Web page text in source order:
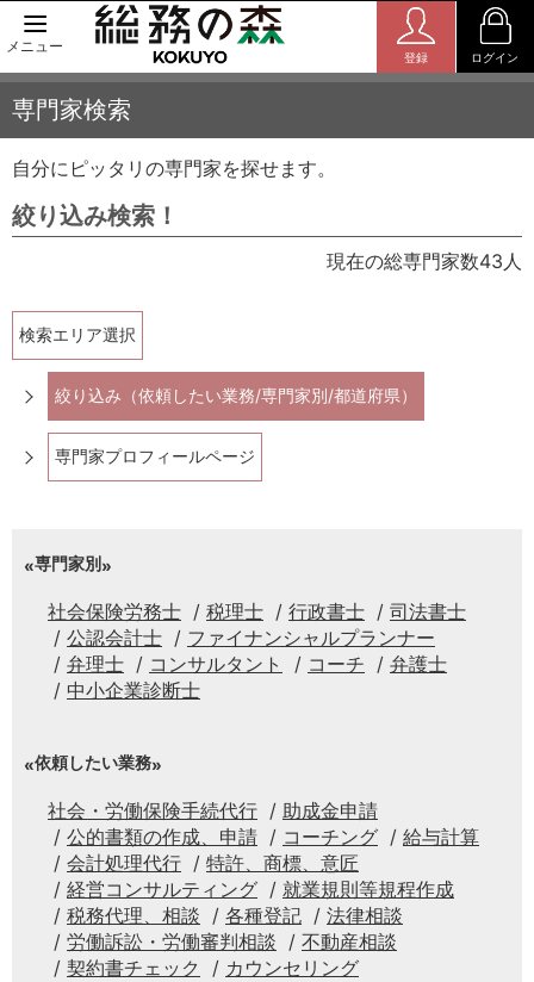
メニュー
登録 ログイン
専門家検索
自分にピッタリの専門家を探せます。
絞り込み検索！
現在の総専門家数43人
検索エリア選択
絞り込み（依頼したい業務/専門家別/都道府県）
専門家プロフィールページ
専門家別
社会保険労務士 税理士 行政書士
司法書士
公認会計士
ファイナンシャルプランナー
弁理士
コンサルタント コーチ
弁護士
中小企業診断士
依頼したい業務
社会・労働保険手続代行
助成金申請
公的書類の作成、申請
コーチング
給与計算
会計処理代行
特許、商標、意匠
経営コンサルティング
就業規則等規程作成
税務代理、相談
各種登記
法律相談
労働訴訟・労働審判相談
不動産相談
契約書チェック
カウンセリング